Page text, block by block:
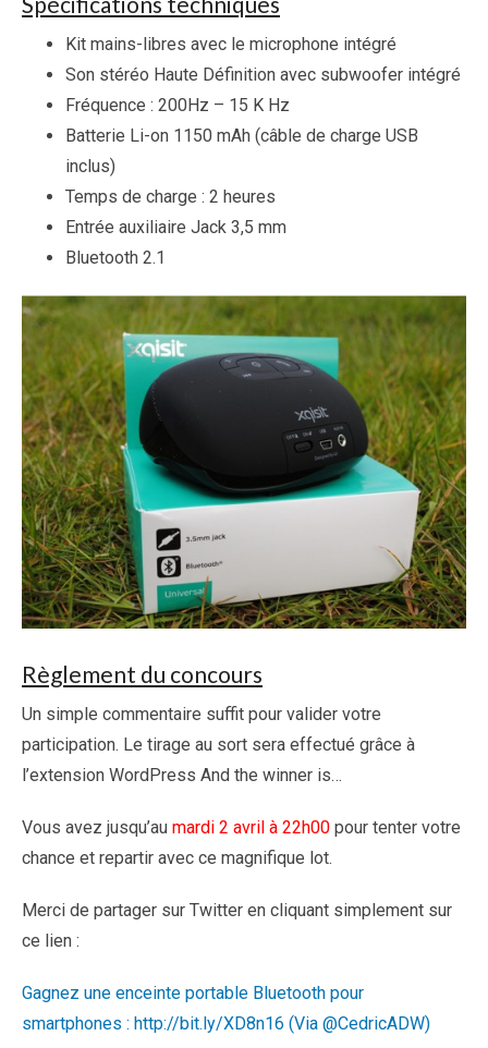
Kit mains-libres avec le microphone intégré
Son stéréo Haute Définition avec subwoofer intégré
Fréquence : 200Hz – 15 K Hz
Batterie Li-on 1150 mAh (câble de charge USB
inclus)
Temps de charge : 2 heures
Entrée auxiliaire Jack 3,5 mm
Bluetooth 2.1
Règlement du concours
Un simple commentaire suffit pour valider votre
participation. Le tirage au sort sera effectué grâce à
l’extension WordPress And the winner is…
Vous avez jusqu’au mardi 2 avril à 22h00 pour tenter votre
chance et repartir avec ce magnifique lot.
Merci de partager sur Twitter en cliquant simplement sur
ce lien :
Gagnez une enceinte portable Bluetooth pour
smartphones : http://bit.ly/XD8n16 (Via @CedricADW)